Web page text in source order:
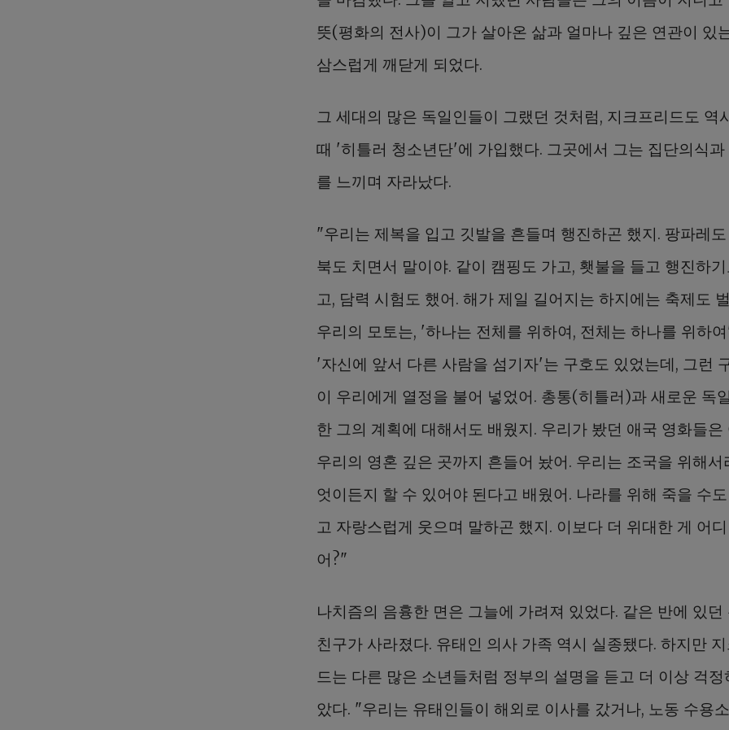
뜻(평화의 전사)이 그가 살아온 삶과 얼마나 깊은 연관이 있
삼스럽게 깨닫게 되었다.
그 세대의 많은 독일인들이 그랬던 것처럼, 지크프리드도 역
때 '히틀러 청소년단'에 가입했다. 그곳에서 그는 집단의식과
를 느끼며 자라났다.
"우리는 제복을 입고 깃발을 흔들며 행진하곤 했지. 팡파레도
북도 치면서 말이야. 같이 캠핑도 가고, 횃불을 들고 행진하
고, 담력 시험도 했어. 해가 제일 길어지는 하지에는 축제도
우리의 모토는, '하나는 전체를 위하여, 전체는 하나를 위하
'자신에 앞서 다른 사람을 섬기자'는 구호도 있었는데, 그런
이 우리에게 열정을 불어 넣었어. 총통(히틀러)과 새로운 독
한 그의 계획에 대해서도 배웠지. 우리가 봤던 애국 영화들은
우리의 영혼 깊은 곳까지 흔들어 놨어. 우리는 조국을 위해서
엇이든지 할 수 있어야 된다고 배웠어. 나라를 위해 죽을 수
고 자랑스럽게 웃으며 말하곤 했지. 이보다 더 위대한 게 어
어?"
나치즘의 음흉한 면은 그늘에 가려져 있었다. 같은 반에 있던
친구가 사라졌다. 유태인 의사 가족 역시 실종됐다. 하지만
드는 다른 많은 소년들처럼 정부의 설명을 듣고 더 이상 걱정
았다. "우리는 유태인들이 해외로 이사를 갔거나, 노동 수용